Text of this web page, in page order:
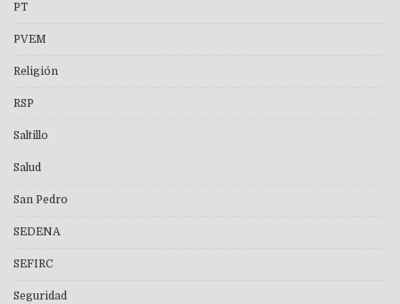
PT
PVEM
Religión
RSP
Saltillo
Salud
San Pedro
SEDENA
SEFIRC
Seguridad